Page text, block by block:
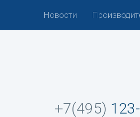
Новости
+7(495)